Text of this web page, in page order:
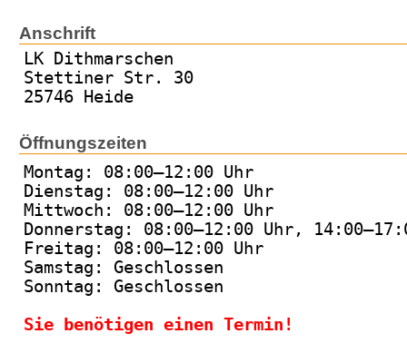
Anschrift
LK Dithmarschen
Stettiner Str. 30
25746 Heide
Öffnungszeiten
Montag: 08:00–12:00 Uhr
Dienstag: 08:00–12:00 Uhr
Mittwoch: 08:00–12:00 Uhr
Donnerstag: 08:00–12:00 Uhr,
Freitag: 08:00–12:00 Uhr
Samstag: Geschlossen
Sonntag: Geschlossen
Sie benötigen einen Termin!